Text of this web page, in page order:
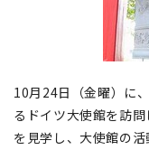
10月24日（金曜）に
るドイツ大使館を訪
を見学し、大使館の